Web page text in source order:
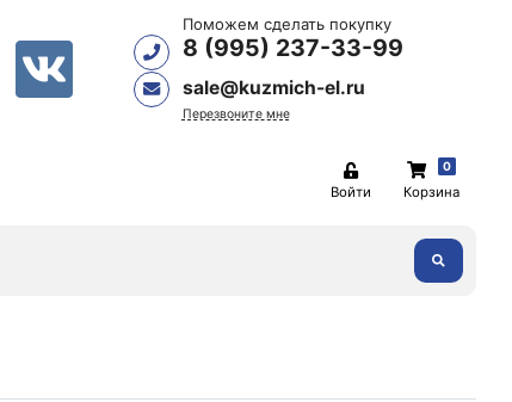
Поможем сделать покупку
8 (995) 237-33-99
sale@kuzmich-el.ru
Перезвоните мне
Войти
0
Корзина